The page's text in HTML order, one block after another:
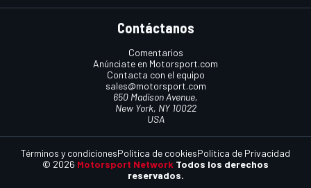
Contáctanos
Comentarios
Anúnciate en Motorsport.com
Contacta con el equipo
sales@motorsport.com
650 Madison Avenue,
New York, NY 10022
USA
© 2026 Motorsport Network Todos los derechos
reservados.
Términos y condicionesPolítica de cookiesPolítica de Privacidad